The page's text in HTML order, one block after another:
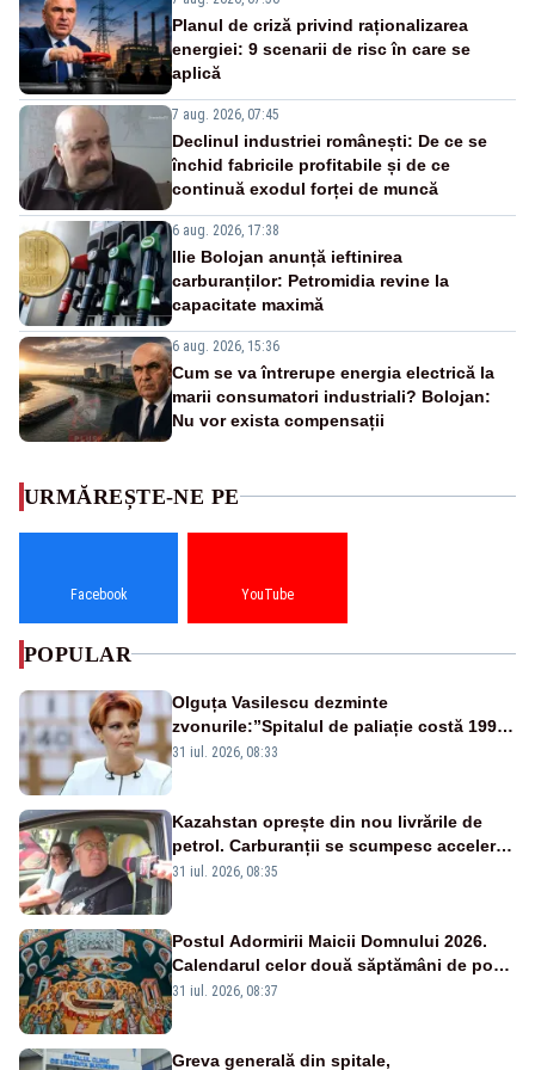
Planul de criză privind raționalizarea
energiei: 9 scenarii de risc în care se
aplică
7 aug. 2026, 07:45
Declinul industriei românești: De ce se
închid fabricile profitabile și de ce
continuă exodul forței de muncă
6 aug. 2026, 17:38
Ilie Bolojan anunță ieftinirea
carburanților: Petromidia revine la
capacitate maximă
6 aug. 2026, 15:36
Cum se va întrerupe energia electrică la
marii consumatori industriali? Bolojan:
Nu vor exista compensații
URMĂREȘTE-NE PE
Facebook YouTube
POPULAR
Olguța Vasilescu dezminte
zvonurile:”Spitalul de paliație costă 199
de milioane de euro, nu 500 de milioane”
31 iul. 2026, 08:33
Kazahstan oprește din nou livrările de
petrol. Carburanții se scumpesc accelerat,
iar românii plătesc nota de plată
31 iul. 2026, 08:35
Postul Adormirii Maicii Domnului 2026.
Calendarul celor două săptămâni de post
și zilele cu dezlegare la pește
31 iul. 2026, 08:37
Greva generală din spitale,